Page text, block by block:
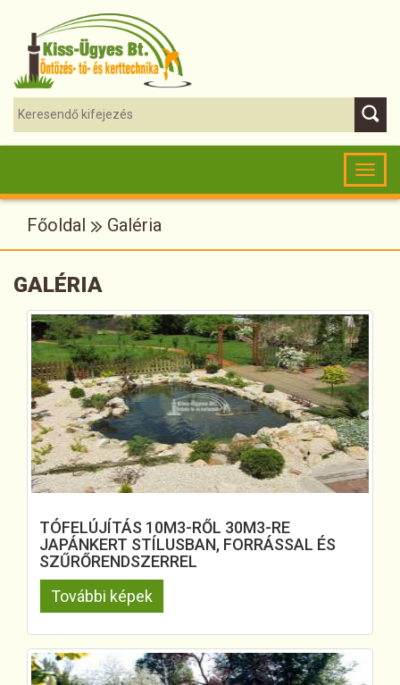
Főoldal Galéria
GALÉRIA
TÓFELÚJÍTÁS 10M3-RŐL 30M3-RE
JAPÁNKERT STÍLUSBAN, FORRÁSSAL ÉS
SZŰRŐRENDSZERREL
További képek